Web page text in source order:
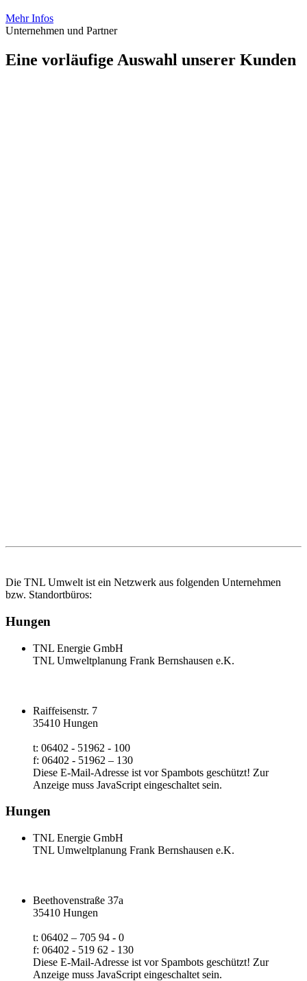
Mehr Infos
Unternehmen und Partner
Eine vorläufige Auswahl unserer Kunden
Die TNL Umwelt ist ein Netzwerk aus folgenden Unternehmen
bzw. Standortbüros:
Hungen
TNL Energie GmbH
TNL Umweltplanung Frank Bernshausen e.K.
Raiffeisenstr. 7
35410 Hungen
t: 06402 - 51962 - 100
f: 06402 - 51962 – 130
Diese E-Mail-Adresse ist vor Spambots geschützt! Zur
Anzeige muss JavaScript eingeschaltet sein.
Hungen
TNL Energie GmbH
TNL Umweltplanung Frank Bernshausen e.K.
Beethovenstraße 37a
35410 Hungen
t: 06402 – 705 94 - 0
f: 06402 - 519 62 - 130
Diese E-Mail-Adresse ist vor Spambots geschützt! Zur
Anzeige muss JavaScript eingeschaltet sein.